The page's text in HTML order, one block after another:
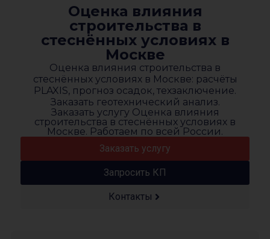
Оценка влияния
строительства в
стеснённых условиях в
Москве
Оценка влияния строительства в
стеснённых условиях в Москве: расчёты
PLAXIS, прогноз осадок, техзаключение.
Заказать геотехнический анализ.
Заказать услугу Оценка влияния
строительства в стеснённых условиях в
Москве. Работаем по всей России.
Заказать услугу
Запросить КП
Контакты